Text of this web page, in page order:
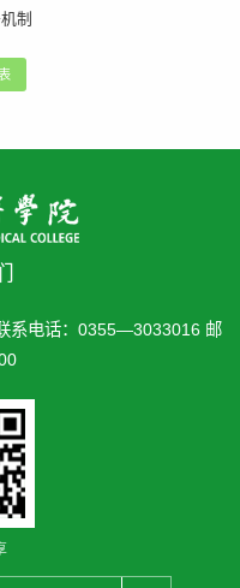
制
系电话：0355—3033016 邮